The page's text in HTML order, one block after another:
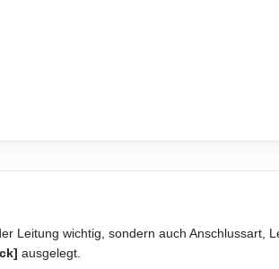
Leitung wichtig, sondern auch Anschlussart,
ausgelegt.